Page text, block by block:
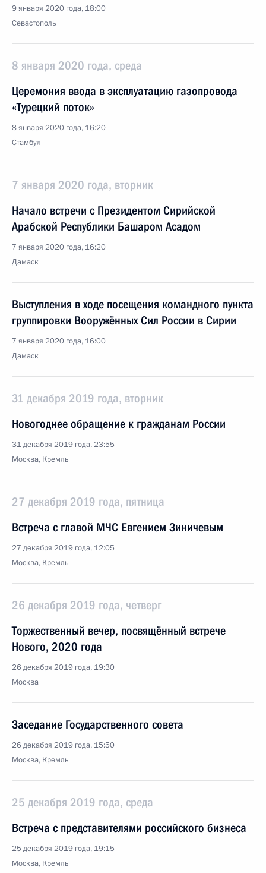
9 января 2020 года, 18:00
Севастополь
8 января 2020 года, среда
Церемония ввода в эксплуатацию газопровода
«Турецкий поток»
8 января 2020 года, 16:20
Стамбул
7 января 2020 года, вторник
Начало встречи с Президентом Сирийской
Арабской Республики Башаром Асадом
7 января 2020 года, 16:20
Дамаск
Выступления в ходе посещения командного пункта
группировки Вооружённых Сил России в Сирии
7 января 2020 года, 16:00
Дамаск
31 декабря 2019 года, вторник
Новогоднее обращение к гражданам России
31 декабря 2019 года, 23:55
Москва, Кремль
27 декабря 2019 года, пятница
Встреча с главой МЧС Евгением Зиничевым
27 декабря 2019 года, 12:05
Москва, Кремль
26 декабря 2019 года, четверг
Торжественный вечер, посвящённый встрече
Нового, 2020 года
26 декабря 2019 года, 19:30
Москва
Заседание Государственного совета
26 декабря 2019 года, 15:50
Москва, Кремль
25 декабря 2019 года, среда
Встреча с представителями российского бизнеса
25 декабря 2019 года, 19:15
Москва, Кремль